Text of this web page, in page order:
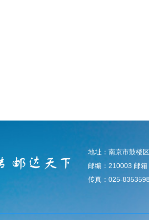
地址：南京市鼓楼
邮编：210003 邮
传真：025-